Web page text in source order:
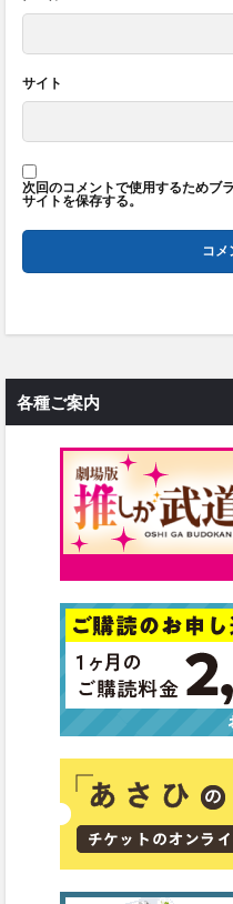
サイト
次回のコメントで使用するためブ
サイトを保存する。
各種ご案内